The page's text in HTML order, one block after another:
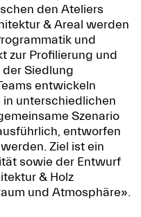
den Ateliers
& Areal werden
und
zur Profilierung und
Siedlung
entwickeln
unterschiedlichen
Szenario
entworfen
Ziel ist ein
sowie der Entwurf
& Holz
und Atmosphäre».